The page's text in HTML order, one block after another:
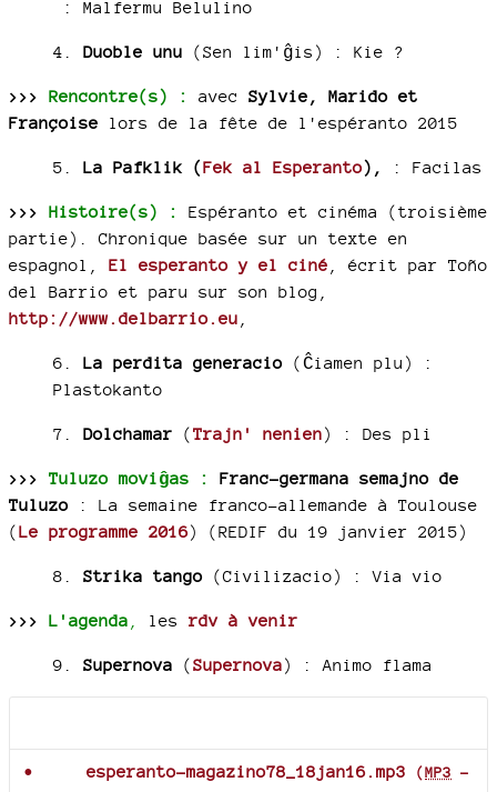
:Malfermu Belulino
4. Duoble unu (Sen lim'ĝis) :Kie ?
>>> Rencontre(s) : avec Sylvie, Marido et
Françoise lors de la fête de l'espéranto 2015
5. La Pafklik (Fek al Esperanto) , : Facilas
>>> Histoire(s) :
Espéranto et cinéma (troisième
partie). Chronique basée sur un texte en
espagnol, El esperanto y el ciné , écrit par Toño
del Barrio et paru sur son blog,
http://www.delbarrio.eu
6. La perdita generacio (Ĉiamen plu) :
Plastokanto
7. Dolchamar (Trajn' nenien) : Des pli
>>> Tuluzo moviĝas :
Franc-germana semajno de
Tuluzo : La semaine franco-allemande à Toulouse
(Le programme 2016) (REDIF du 19 janvier 2015)
8. Strika tango (Civilizacio) : Via vio
>>> L'agenda les rdv à venir
9. Supernova (Supernova) : Animo flama
esperanto-magazino78_18jan16.mp3 (MP3 -